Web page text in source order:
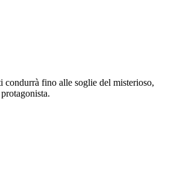
condurrà fino alle soglie del misterioso,